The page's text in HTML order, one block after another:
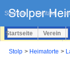
Sitemap Kontakt
überspringen
Startseite Verein
Stolp Heimatorte